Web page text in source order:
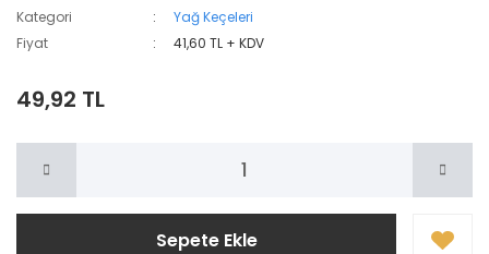
Kategori
Yağ Keçeleri
Fiyat
41,60 TL + KDV
49,92 TL
Sepete Ekle